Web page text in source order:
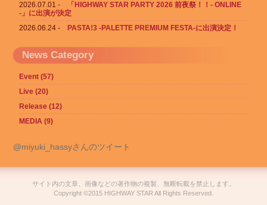
2026.07.01
「HIGHWAY STAR PARTY 2026 前夜祭！！- ONLINE
-」に出演が決定
2026.06.24
PASTA!3 -PALETTE PREMIUM FESTA-に出演決定！
News Category
Event (57)
Live (20)
Release (12)
MEDIA (9)
@miyuki_hassyさんのツイート
サイト内の文章、画像などの著作物の複製、無断転載を禁止します。
Copyright ©2015 HIGHWAY STAR All Rights Reserved.